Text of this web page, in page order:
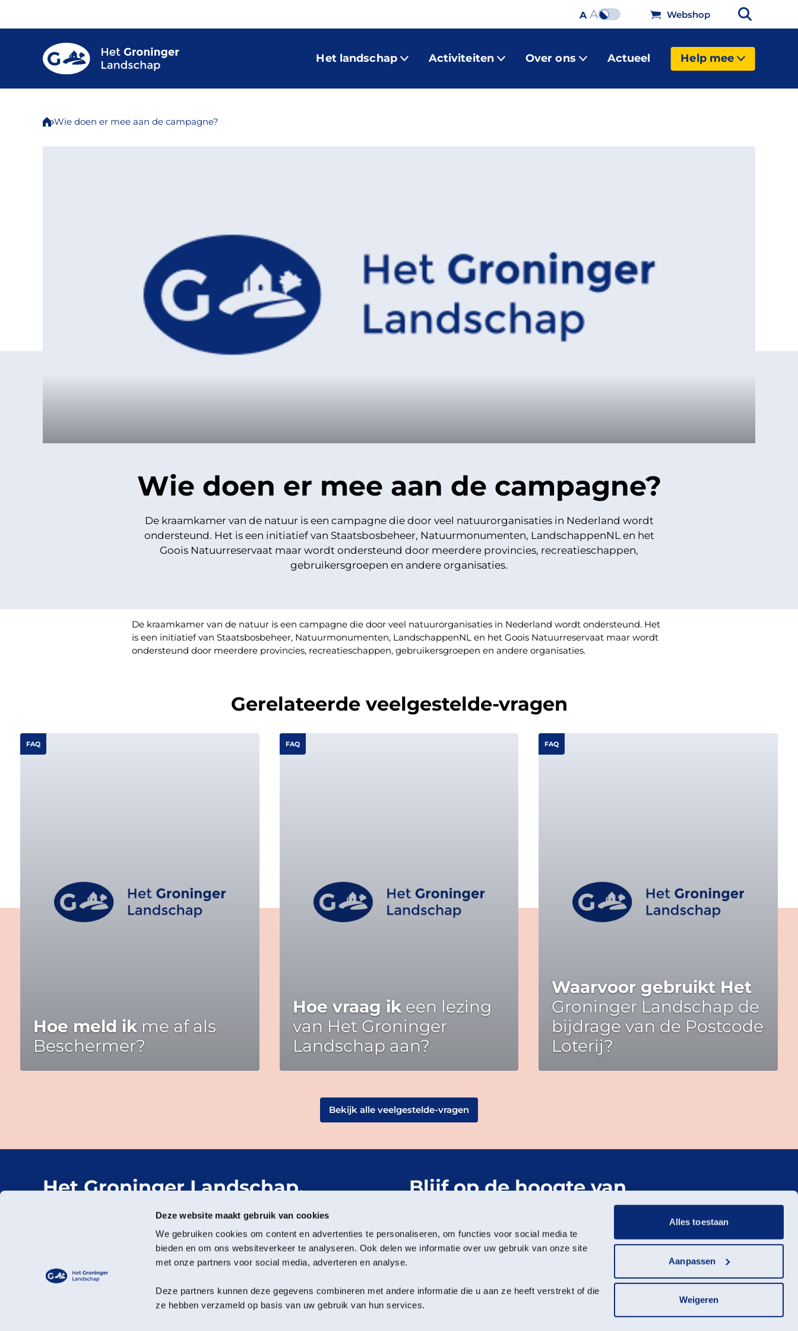
Deze website maakt gebruik van cookies
We gebruiken cookies om content en advertenties te personaliseren, om functies voor social media te
bieden en om ons websiteverkeer te analyseren. Ook delen we informatie over uw gebruik van onze site
met onze partners voor social media, adverteren en analyse.
Deze partners kunnen deze gegevens combineren met andere informatie die u aan ze heeft verstrekt of die
ze hebben verzameld op basis van uw gebruik van hun services.
Alles toestaan
Aanpassen
Weigeren
A A Webshop
Het landschap Activiteiten Over ons Actueel Help mee
Wie doen er mee aan de campagne?
Wie doen er mee aan de campagne?
De kraamkamer van de natuur is een campagne die door veel natuurorganisaties in Nederland wordt
ondersteund. Het is een initiatief van Staatsbosbeheer, Natuurmonumenten, LandschappenNL en het
Goois Natuurreservaat maar wordt ondersteund door meerdere provincies, recreatieschappen,
gebruikersgroepen en andere organisaties.
De kraamkamer van de natuur is een campagne die door veel natuurorganisaties in Nederland wordt ondersteund. Het
is een initiatief van Staatsbosbeheer, Natuurmonumenten, LandschappenNL en het Goois Natuurreservaat maar wordt
ondersteund door meerdere provincies, recreatieschappen, gebruikersgroepen en andere organisaties.
Gerelateerde veelgestelde-vragen
FAQ
Hoe meld ik me af als
Beschermer?
FAQ
Hoe vraag ikeen lezing
van Het Groninger
Landschap aan?
FAQ
Waarvoor gebruikt Het
Groninger Landschap de
bijdrage van de Postcode
Loterij?
Bekijk alle veelgestelde-vragen
Het Groninger Landschap.
Mooi dichtbij.
Blijf op de hoogte van
Het Groninger Landschap
Meld je aan voor de nieuwsbrief
Volg ons